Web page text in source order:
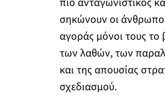
σηκώνουν οι
αγοράς μόνοι τους το
των λαθών, των
και της απουσίας
σχεδιασμού.